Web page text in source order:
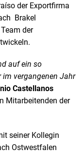
der Exportfirma
Brakel
der
auf ein so
im vergangenen Jahr
Castellanos
Mitarbeitenden der
seiner Kollegin
Ostwestfalen